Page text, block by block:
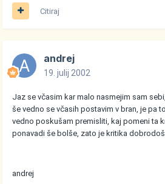
Citiraj
andrej
19. julij 2002
Jaz se včasim kar malo nasmejim sam
še vedno se včasih postavim v bran, je pa
vedno poskušam premisliti, kaj pomeni ta
ponavadi še bolše, zato je kritika
andrej